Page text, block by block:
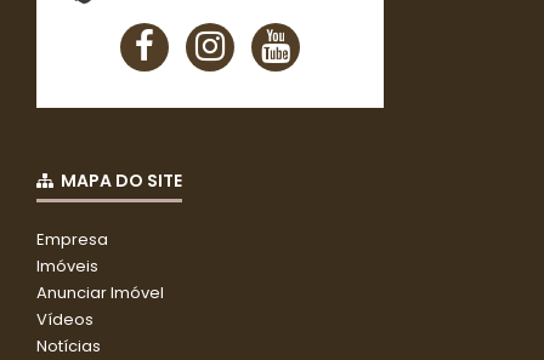
MAPA DO SITE
Empresa
Imóveis
Anunciar Imóvel
Vídeos
Notícias